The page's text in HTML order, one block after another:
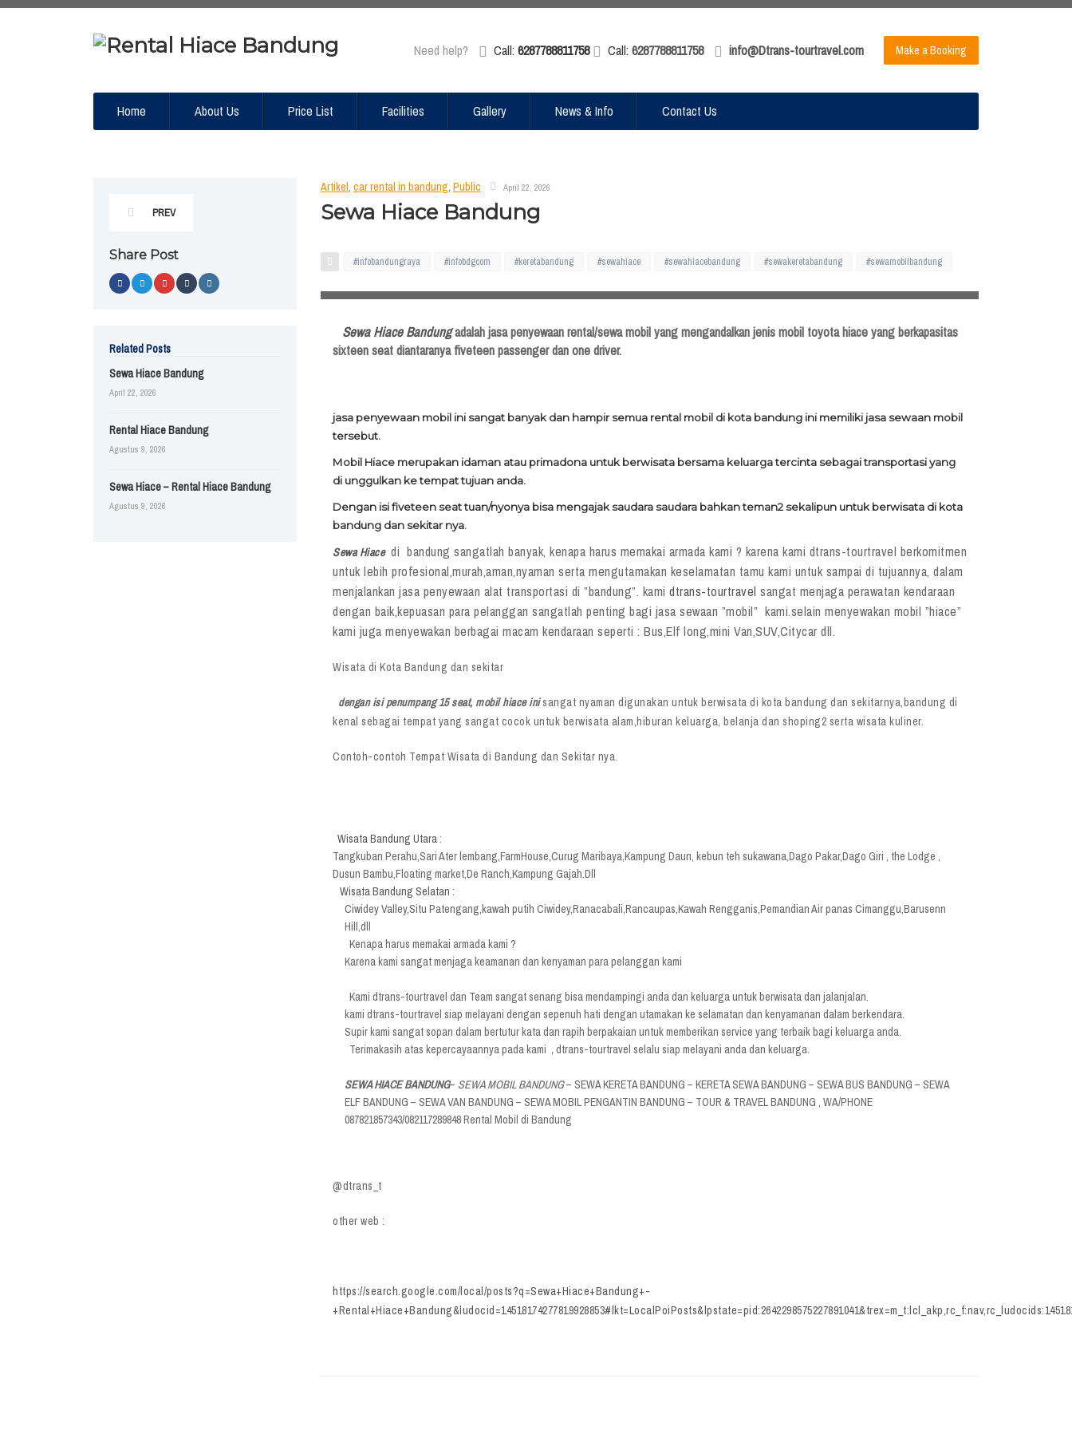
Need help? Call: 6287788811758 Call: 6287788811758 info@Dtrans-tourtravel.com Make a Booking
Home About Us Price List Facilities Gallery News & Info Contact Us
PREV
Share Post
Related Posts
Sewa Hiace Bandung
April 22, 2026
Rental Hiace Bandung
Agustus 9, 2026
Sewa Hiace – Rental Hiace Bandung
Agustus 9, 2026
Artikel, car rental in bandung, Public April 22, 2026
Sewa Hiace Bandung
#infobandungraya #infobdgcom #keretabandung #sewahiace #sewahiacebandung #sewakeretabandung #sewamobilbandung
SewaHiace Bandungadalah jasa penyewaan rental/sewa mobil yang mengandalkan jenis mobil toyota hiace yang berkapasitas
sixteen seat diantaranya fiveteen passenger dan one driver.
jasa penyewaan mobil ini sangat banyak dan hampir semua rental mobil di kota bandung ini memiliki jasa sewaan mobil
tersebut.
Mobil Hiace merupakan idaman atau primadona untuk berwisata bersama keluarga tercinta sebagai transportasi yang
di unggulkan ke tempat tujuan anda.
Dengan isi fiveteen seat tuan/nyonya bisa mengajak saudara saudara bahkan teman2 sekalipun untuk berwisata di kota
bandung dan sekitar nya.
Sewa Hiace di bandung sangatlah banyak, kenapa harus memakai armada kami ? karena kami dtrans-tourtravel berkomitmen
untuk lebih profesional,murah,aman,nyaman serta mengutamakan keselamatan tamu kami untuk sampai di tujuannya, dalam
menjalankan jasa penyewaan alat transportasi di ”bandung”. kami dtrans-tourtravel sangat menjaga perawatan kendaraan
dengan baik,kepuasan para pelanggan sangatlah penting bagi jasa sewaan ”mobil” kami.selain menyewakan mobil ”hiace”
kami juga menyewakan berbagai macam kendaraan seperti : Bus,Elf long,mini Van,SUV,Citycar dll.
Wisata di Kota Bandung dan sekitar
dengan isi penumpang 15 seat, mobil hiace ini sangat nyaman digunakan untuk berwisata di kota bandung dan sekitarnya,bandung di
kenal sebagai tempat yang sangat cocok untuk berwisata alam,hiburan keluarga, belanja dan shoping2 serta wisata kuliner.
Contoh-contoh Tempat Wisata di Bandung dan Sekitar nya.
Wisata Bandung Utara:
Tangkuban Perahu,Sari Ater lembang,FarmHouse,Curug Maribaya,Kampung Daun, kebun teh sukawana,Dago Pakar,Dago Giri , the Lodge ,
Dusun Bambu,Floating market,De Ranch,Kampung Gajah.Dll
Wisata Bandung Selatan :
Ciwidey Valley,Situ Patengang,kawah putih Ciwidey,Ranacabali,Rancaupas,Kawah Rengganis,Pemandian Air panas Cimanggu,Barusenn
Hill,dll
Kenapa harus memakai armada kami ?
Karena kami sangat menjaga keamanan dan kenyaman para pelanggan kami
Kami dtrans-tourtravel dan Team sangat senang bisa mendampingi anda dan keluarga untuk berwisata dan jalanjalan.
kami dtrans-tourtravel siap melayani dengan sepenuh hati dengan utamakan ke selamatan dan kenyamanan dalam berkendara.
Supir kami sangat sopan dalam bertutur kata dan rapih berpakaian untuk memberikan service yang terbaik bagi keluarga anda.
Terimakasih atas kepercayaannya pada kami ,dtrans-tourtravel selalu siap melayani anda dan keluarga.
SEWA HIACE BANDUNG– SEWA MOBIL BANDUNG– SEWA KERETA BANDUNG – KERETA SEWA BANDUNG – SEWA BUS BANDUNG – SEWA
ELF BANDUNG – SEWA VAN BANDUNG – SEWA MOBIL PENGANTIN BANDUNG – TOUR & TRAVEL BANDUNG , WA/PHONE
087821857343/082117289848 Rental Mobil di Bandung
@dtrans_t
other web :
https://search.google.com/local/posts?q=Sewa+Hiace+Bandung+-